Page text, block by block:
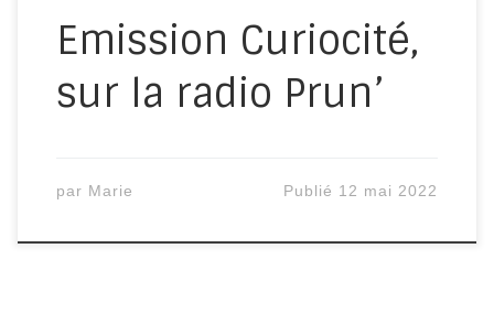
collecteurs, Lien social Nos
différents projets et actusIci le lien
du podcast – […]
Emission Curiocité,
sur la radio Prun’
par Marie Publié 12 mai 2022